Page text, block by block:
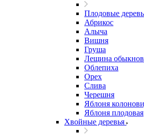
Плодовые
Абрикос
Алыча
Вишня
Груша
Лещина
Облепиха
Орех
Слива
Черешня
Яблоня
Яблоня плодовая
Хвойные деревья